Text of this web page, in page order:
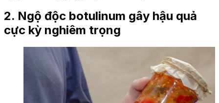
2. Ngộ độc botulinum gây hậu quả
cực kỳ nghiêm trọng